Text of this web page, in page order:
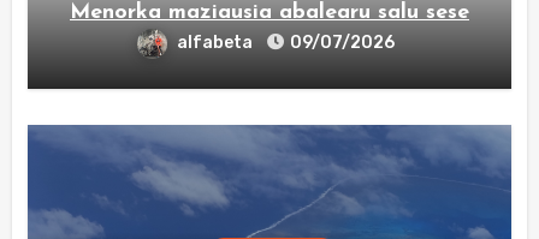
Menorka maziausia abalearu salu sese
alfabeta 09/07/2026